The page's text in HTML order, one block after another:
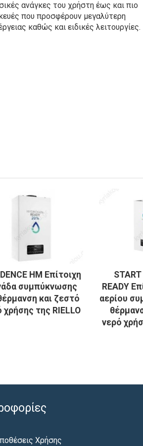
ανάγκες του χρήστη έως και πιο
που προσφέρουν μεγαλύτερη
καθώς και ειδικές λειτουργίες.
HM Επίτοιχη
συμπύκνωσης
και ζεστό
χρήσης της RIELLO
START
READY
αερίου
νερό
Χρήσης